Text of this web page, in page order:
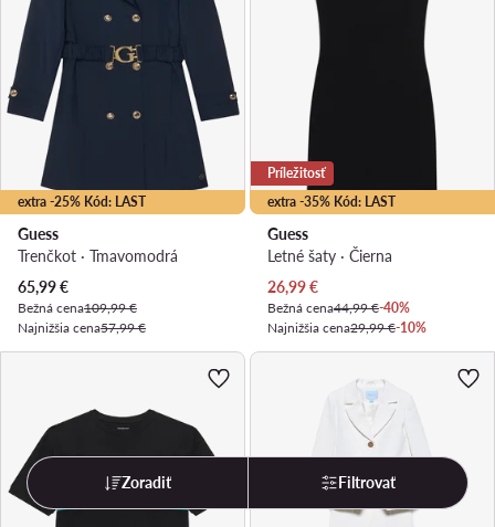
extra -25% Kód: LAST
Guess
Trenčkot · Tmavomodrá
Aktuálna cena
65,99€
Bežná cena109,99 €
Najnižšia cena57,99 €
extra -35% Kód: LAST
Príležitosť
Guess
Letné šaty · Čierna
Aktuálna cena
26,99€
Bežná cena44,99 €-40%
Najnižšia cena29,99 €-10%
Zoradiť Filtrovať